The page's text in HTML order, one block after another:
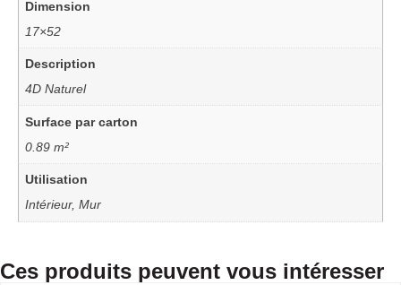
Dimension
17×52
Description
4D Naturel
Surface par carton
0.89 m²
Utilisation
Intérieur, Mur
Ces produits peuvent vous intéresser